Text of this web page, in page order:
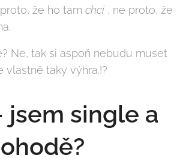
že ho tam chci , ne proto, že
Ne, tak si aspoň nebudu muset
vlastně taky výhra.!?
jsem single a